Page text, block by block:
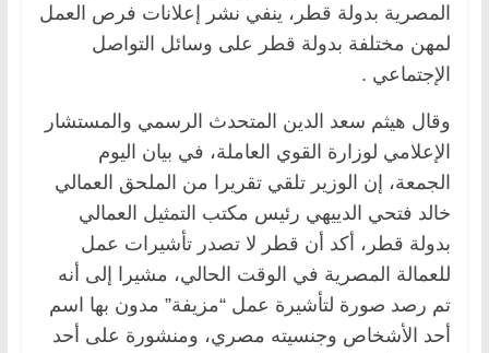
المصرية بدولة قطر، ينفي نشر إعلانات فرص العمل
لمهن مختلفة بدولة قطر على وسائل التواصل
الإجتماعي .
وقال هيثم سعد الدين المتحدث الرسمي والمستشار
الإعلامي لوزارة القوي العاملة، في بيان اليوم
الجمعة، إن الوزير تلقي تقريرا من الملحق العمالي
خالد فتحي الدييهي رئيس مكتب التمثيل العمالي
بدولة قطر، أكد أن قطر لا تصدر تأشيرات عمل
للعمالة المصرية في الوقت الحالي، مشيرا إلى أنه
تم رصد صورة لتأشيرة عمل “مزيفة” مدون بها اسم
أحد الأشخاص وجنسيته مصري، ومنشورة على أحد